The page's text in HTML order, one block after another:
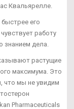
Квальярелле.
его
работу
дела.
растущие
максимума. Это
что мы не увидим
Pharmaceuticals